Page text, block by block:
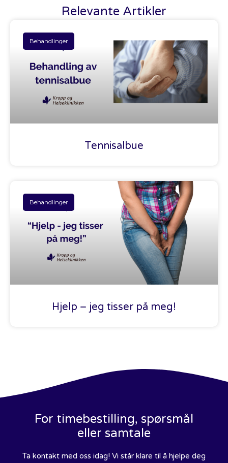
Relevante Artikler
Behandlinger
Tennisalbue
Behandlinger
Hjelp – jeg tisser på meg!
For timebestilling, spørsmål
eller samtale
Ta kontakt med oss idag! Vi står klare til å hjelpe deg